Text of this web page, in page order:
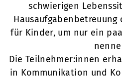
schwierigen
für Kinder, um nur ein
Die Teilnehmer:innen
in Kommunikation und